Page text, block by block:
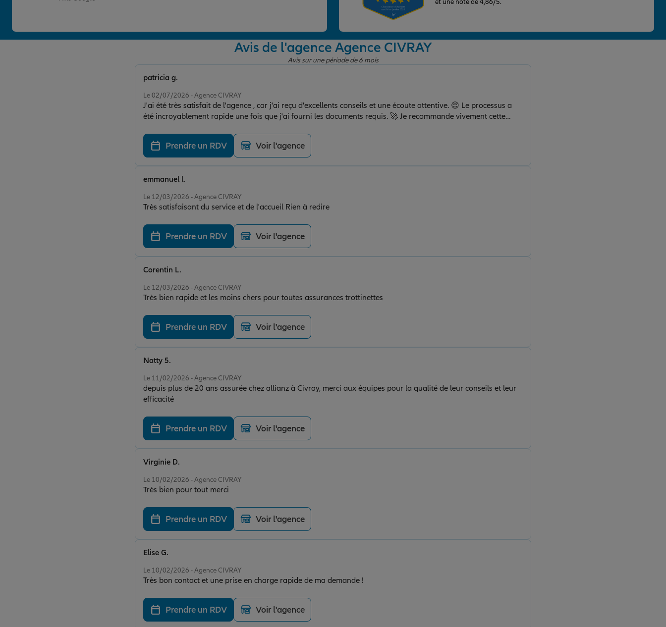
Avis de l'agence Agence CIVRAY
Avis sur une période de 6 mois
Le 02/07/2026 - Agence CIVRAY
J'ai été très satisfait de l'agence , car j'ai reçu d'excellents conseils et une écoute attentive. 😌 Le processus a
été incroyablement rapide une fois que j'ai fourni les documents requis. 🚀 Je recommande vivement cette
patricia g.
Prendre un RDV Voir l'agence
Le 12/03/2026 - Agence CIVRAY
Très satisfaisant du service et de l'accueil Rien à redire
emmanuel l.
Prendre un RDV Voir l'agence
Le 12/03/2026 - Agence CIVRAY
Très bien rapide et les moins chers pour toutes assurances trottinettes
Corentin L.
Prendre un RDV Voir l'agence
Le 11/02/2026 - Agence CIVRAY
depuis plus de 20 ans assurée chez allianz à Civray, merci aux équipes pour la qualité de leur conseils et leur
efficacité
Natty 5.
Prendre un RDV Voir l'agence
Le 10/02/2026 - Agence CIVRAY
Très bien pour tout merci
Virginie D.
Prendre un RDV Voir l'agence
Le 10/02/2026 - Agence CIVRAY
Très bon contact et une prise en charge rapide de ma demande !
Elise G.
Prendre un RDV Voir l'agence